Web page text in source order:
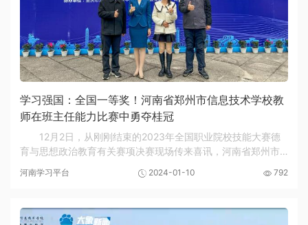
学习强国：全国一等奖！河南省郑州市信息技术学校教
师在班主任能力比赛中勇夺桂冠
12月2日，从刚刚结束的2023年全国职业院校技能大赛德
育与思想政治教育有关赛项决赛现场传来喜讯，河南省郑州市
学校班主任能力比赛”一等奖，取得了河南省...
河南学习平台 2024-01-10 792